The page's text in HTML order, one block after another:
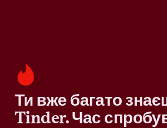
Ти вже багато
Tinder. Час